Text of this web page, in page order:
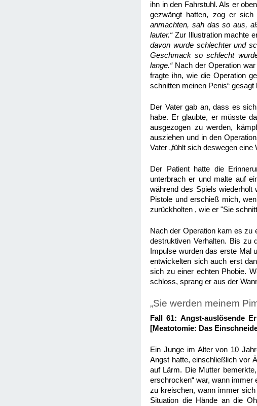
ihn in den Fahrstuhl. Als er
gezwängt hatten, zog er
anmachten, sah das so aus,
lauter.“Zur Illustration machte
davon wurde schlechter und
Geschmack so schlecht
lange.“Nach der Operation
fragte ihn, wie die Operation
schnitten meinen Penis“
Der Vater gab an, dass es
habe. Er glaubte, er müsste
ausgezogen zu werden,
ausziehen und in den
Vater „fühlt sich deswegen eine
Der Patient hatte die
unterbrach er und malte auf
während des Spiels
Pistole und erschieß mich,
zurückholten , wie er "Sie
Nach der Operation kam es zu
destruktiven Verhalten. Bis zu
Impulse wurden das erste Mal
entwickelten sich auch erst
sich zu einer echten Phobie.
schloss, sprang er aus der
„Sie werden meinem
Fall 61: Angst-auslösende
[Meatotomie: Das
Ein Junge im Alter von 10
Angst hatte, einschließlich vor
auf Lärm. Die Mutter
erschrocken“ war, wann immer
zu kreischen, wann immer
Situation die Hände an die